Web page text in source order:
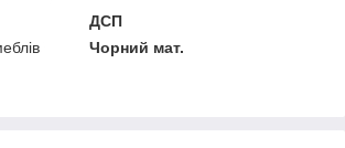
ДСП
Чорний мат.